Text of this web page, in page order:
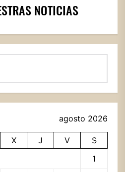
NOTICIAS
agosto 2026
X J V
S
1